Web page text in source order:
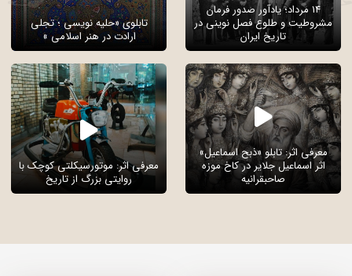
14 مرداد؛ یادآور صدور فرمان
مشروطیت و طلوع فصل نوینی در
تاریخ ایران
تابلوی «حلیه نویسی ؛ تجلی
ارادت در هنر اسلامی »
معرفی اثر: تابلو «ذبح اسماعیل»
اثر اسماعیل جلایر در کاخ موزه
صاحبقرانیه
معرفی اثر: موتورسیکلتی کوچک با
روایتی بزرگ از تاریخ